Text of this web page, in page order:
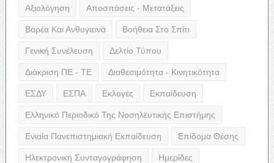
Αξιολόγηση Αποσπάσεις - Μετατάξεις
Βαρέα Και Ανθυγιεινά Βοήθεια Στο Σπίτι
Γενική Συνέλευση Δελτίο Τύπου
Διάκριση ΠΕ - ΤΕ Διαθεσιμότητα - Κινητικότητα
ΕΣΔΥ ΕΣΠΑ Εκλογές Εκπαίδευση
Ελληνικό Περιοδικό Της Νοσηλευτικής Επιστήμης
Ενιαία Πανεπιστημιακή Εκπαίδευση Επίδομα Θέσης
Ηλεκτρονική Συνταγογράφηση Ημερίδες